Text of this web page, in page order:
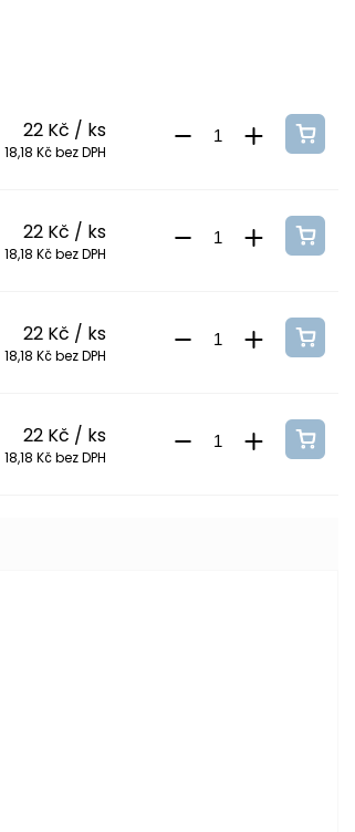
22 Kč / ks
18,18 Kč bez DPH
22 Kč / ks
18,18 Kč bez DPH
22 Kč / ks
18,18 Kč bez DPH
22 Kč / ks
18,18 Kč bez DPH